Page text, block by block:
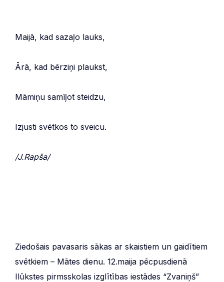
Maijā, kad sazaļo lauks,
Ārā, kad bērziņi plaukst,
Māmiņu samīļot steidzu,
Izjusti svētkos to sveicu.
/J.Rapša/
Ziedošais pavasaris sākas ar skaistiem un gaidītiem
svētkiem – Mātes dienu. 12.maija pēcpusdienā
Ilūkstes pirmsskolas izglītības iestādes “Zvaniņš”